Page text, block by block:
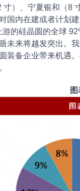
寸）、宁夏银和（
国内在建或者计划
的硅晶圆的全球
未来将越发突出。
装备企业带来机遇